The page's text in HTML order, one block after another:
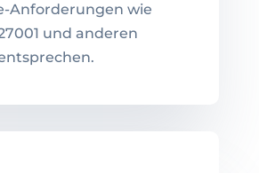
Anforderungen wie
und anderen